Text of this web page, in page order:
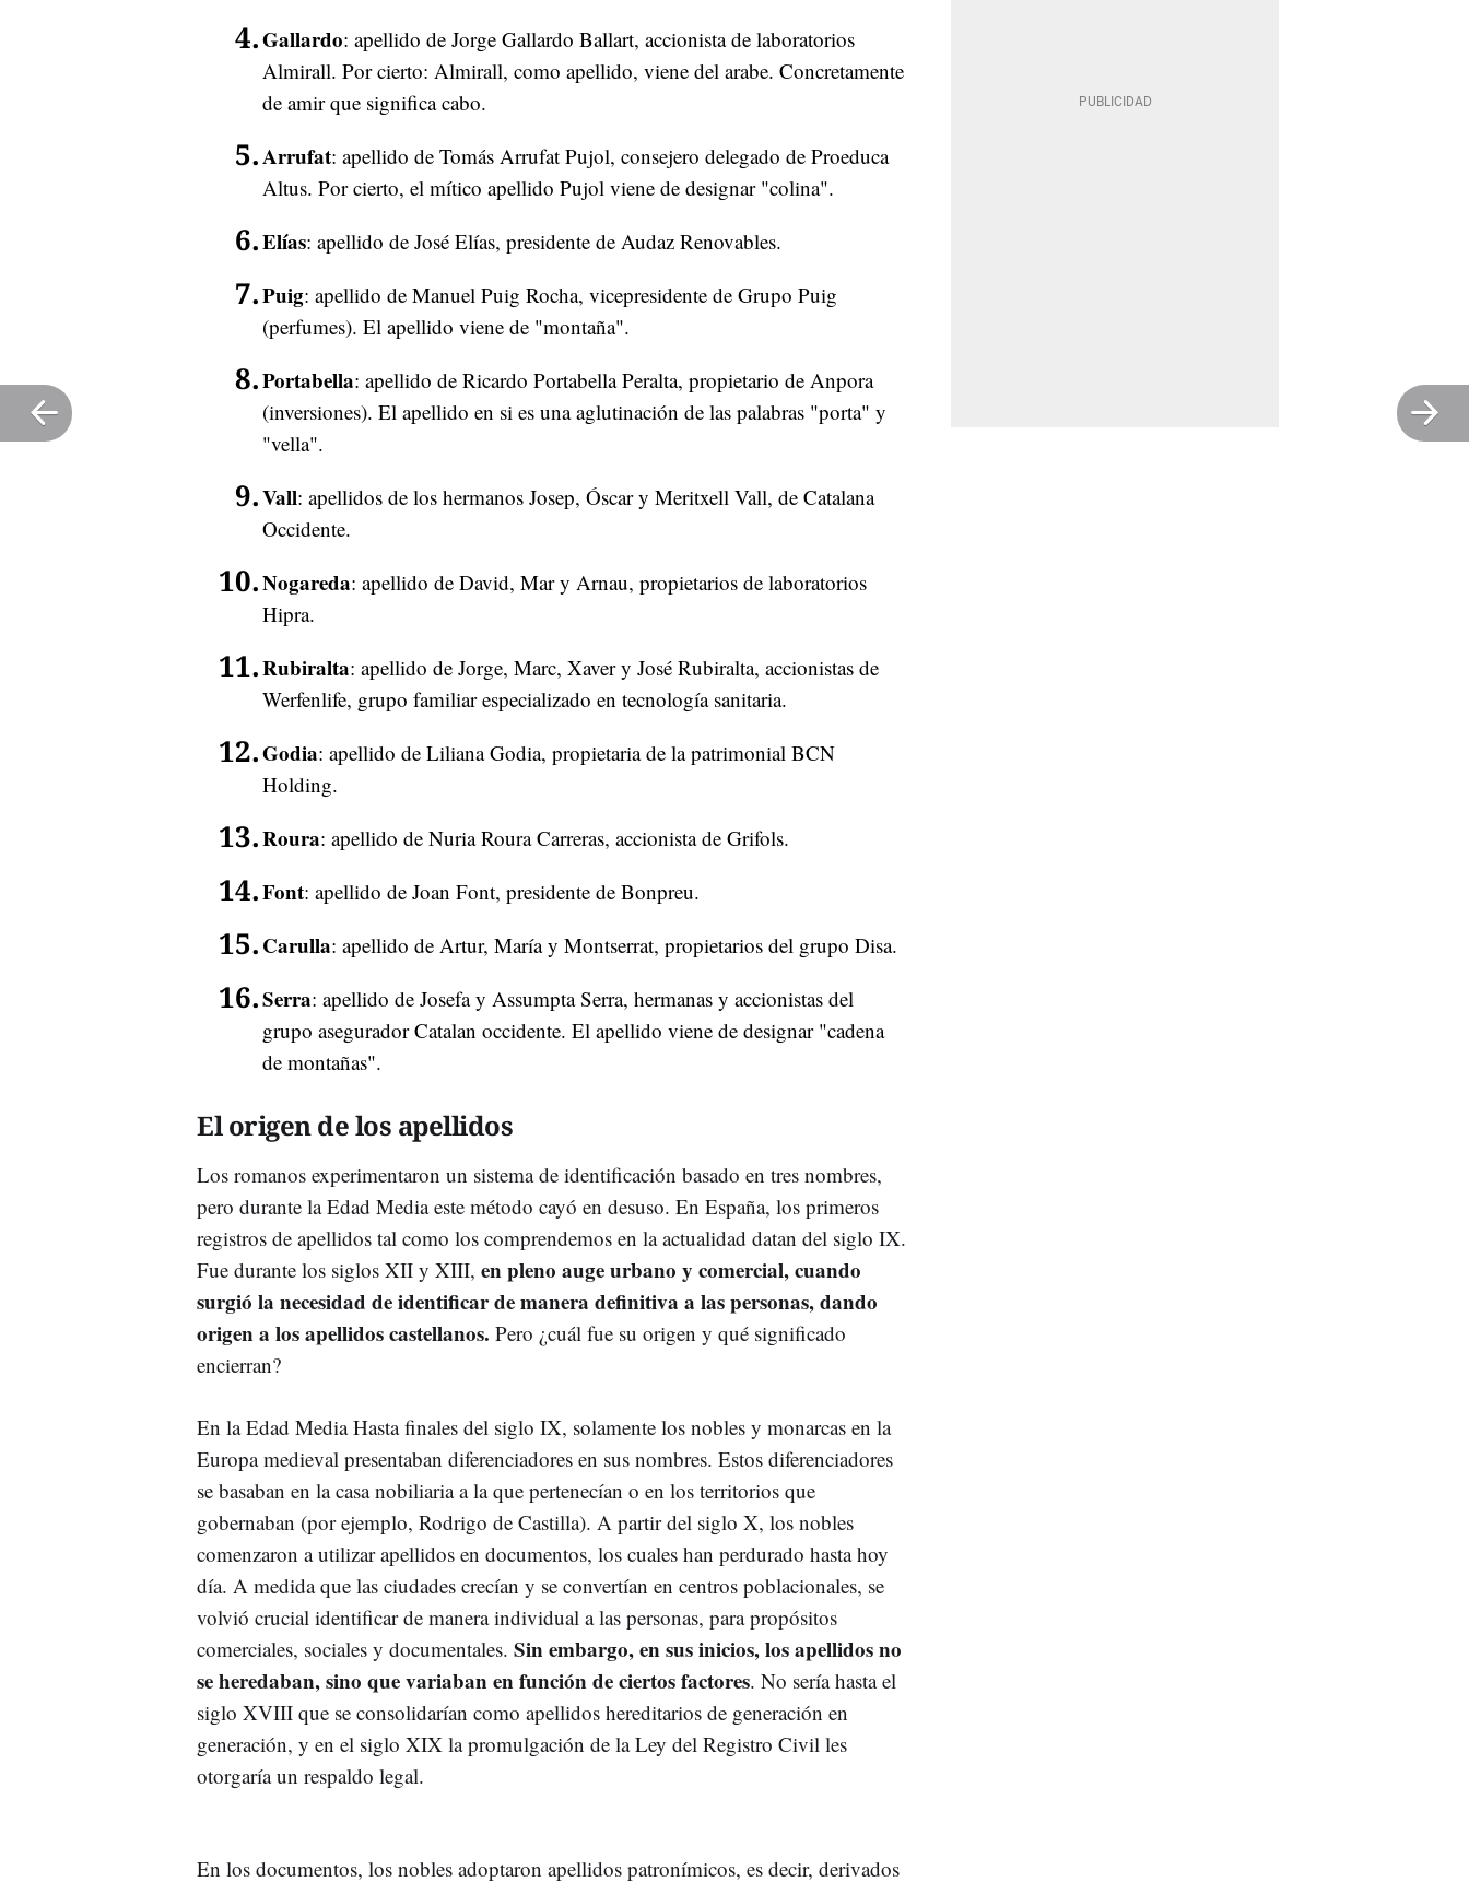
Gallardo: apellido de Jorge Gallardo Ballart, accionista de laboratorios
Almirall. Por cierto: Almirall, como apellido, viene del arabe. Concretamente
de amir que significa cabo.
Arrufat: apellido de Tomás Arrufat Pujol, consejero delegado de Proeduca
Altus. Por cierto, el mítico apellido Pujol viene de designar "colina".
Elías: apellido de José Elías, presidente de Audaz Renovables.
Puig: apellido de Manuel Puig Rocha, vicepresidente de Grupo Puig
(perfumes). El apellido viene de "montaña".
Portabella: apellido de Ricardo Portabella Peralta, propietario de Anpora
(inversiones). El apellido en si es una aglutinación de las palabras "porta" y
"vella".
Vall: apellidos de los hermanos Josep, Óscar y Meritxell Vall, de Catalana
Occidente.
Nogareda: apellido de David, Mar y Arnau, propietarios de laboratorios
Hipra.
Rubiralta: apellido de Jorge, Marc, Xaver y José Rubiralta, accionistas de
Werfenlife, grupo familiar especializado en tecnología sanitaria.
Godia: apellido de Liliana Godia, propietaria de la patrimonial BCN
Holding.
Roura: apellido de Nuria Roura Carreras, accionista de Grifols.
Font: apellido de Joan Font, presidente de Bonpreu.
Carulla: apellido de Artur, María y Montserrat, propietarios del grupo Disa.
Serra: apellido de Josefa y Assumpta Serra, hermanas y accionistas del
grupo asegurador Catalan occidente. El apellido viene de designar "cadena
de montañas".
El origen de los apellidos
Los romanos experimentaron un sistema de identificación basado en tres nombres,
pero durante la Edad Media este método cayó en desuso. En España, los primeros
registros de apellidos tal como los comprendemos en la actualidad datan del siglo IX.
Fue durante los siglos XII y XIII, en pleno auge urbano y comercial, cuando
surgió la necesidad de identificar de manera definitiva a las personas, dando
origen a los apellidos castellanos. Pero ¿cuál fue su origen y qué significado
encierran?
En la Edad Media Hasta finales del siglo IX, solamente los nobles y monarcas en la
Europa medieval presentaban diferenciadores en sus nombres. Estos diferenciadores
se basaban en la casa nobiliaria a la que pertenecían o en los territorios que
gobernaban (por ejemplo, Rodrigo de Castilla). A partir del siglo X, los nobles
comenzaron a utilizar apellidos en documentos, los cuales han perdurado hasta hoy
día. A medida que las ciudades crecían y se convertían en centros poblacionales, se
volvió crucial identificar de manera individual a las personas, para propósitos
comerciales, sociales y documentales. Sin embargo, en sus inicios, los apellidos no
se heredaban, sino que variaban en función de ciertos factores. No sería hasta el
siglo XVIII que se consolidarían como apellidos hereditarios de generación en
generación, y en el siglo XIX la promulgación de la Ley del Registro Civil les
otorgaría un respaldo legal.
En los documentos, los nobles adoptaron apellidos patronímicos, es decir, derivados